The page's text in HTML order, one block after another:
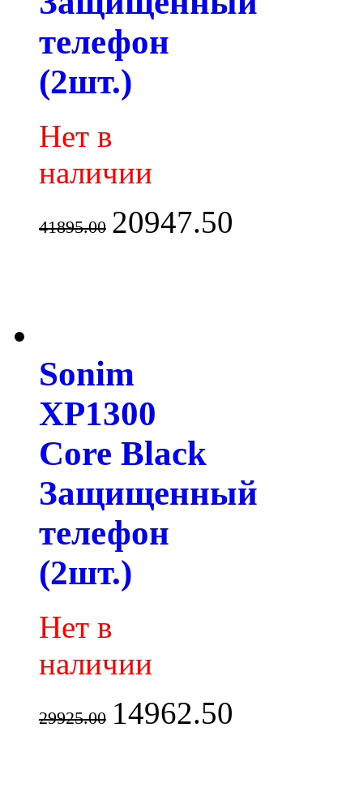
телефон
(2шт.)
Нет в
наличии
41895.00 20947.50
Sonim
XP1300
Core Black
Защищенный
телефон
(2шт.)
Нет в
наличии
29925.00 14962.50